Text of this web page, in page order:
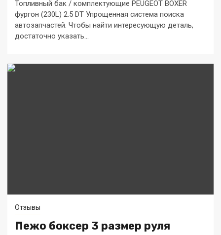
Топливный бак / комплектующие PEUGEOT BOXER
фургон (230L) 2.5 DT Упрощенная система поиска
автозапчастей. Чтобы найти интересующую деталь,
достаточно указать...
Отзывы
Пежо боксер 3 размер руля